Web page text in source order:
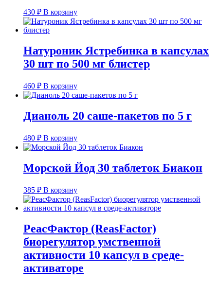
430 ₽ В корзину
Натуроник Ястребинка в капсулах
30 шт по 500 мг блистер
460 ₽ В корзину
Дианоль 20 саше-пакетов по 5 г
480 ₽ В корзину
Морской Йод 30 таблеток Биакон
385 ₽ В корзину
РеасФактор (ReasFactor)
биорегулятор умственной
активности 10 капсул в среде-
активаторе